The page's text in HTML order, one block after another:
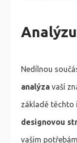
Nedílnou
analýzavaší
základě těchto
designovou
vašim